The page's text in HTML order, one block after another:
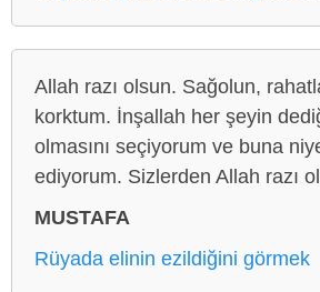
Allah razı olsun. Sağolun,
korktum. İnşallah her şeyin
olmasını seçiyorum ve buna
ediyorum. Sizlerden Allah razı
MUSTAFA
Rüyada elinin ezildiğini görmek